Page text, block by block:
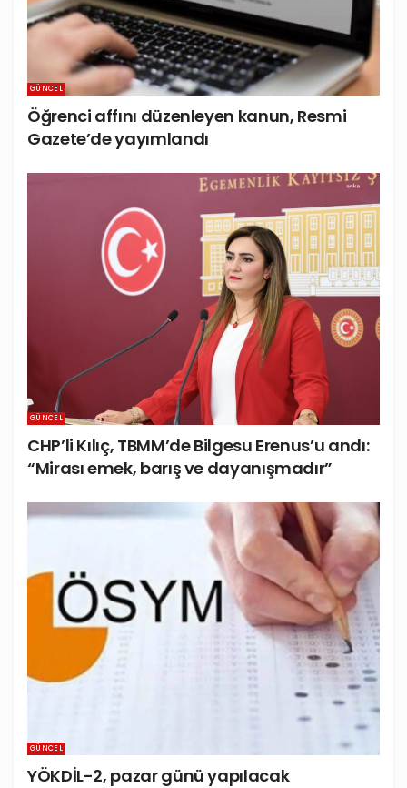
GÜNCEL
Öğrenci affını düzenleyen kanun, Resmi
Gazete’de yayımlandı
GÜNCEL
CHP’li Kılıç, TBMM’de Bilgesu Erenus’u andı:
“Mirası emek, barış ve dayanışmadır”
GÜNCEL
YÖKDİL-2, pazar günü yapılacak